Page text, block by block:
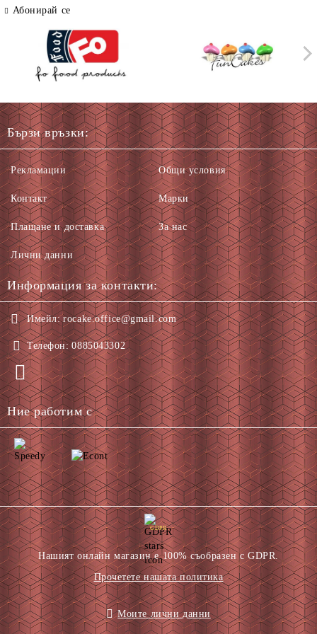
Абонирай се
Бързи връзки:
Рекламации
Контакт
Плащане и доставка
Лични данни
Общи условия
Марки
За нас
Информация за контакти:
Имейл: rocake.office@gmail.com
Телефон: 0885043302
Ние работим с
GDPR
Нашият онлайн магазин е 100% съобразен с GDPR.
Прочетете нашата политика
Моите лични данни